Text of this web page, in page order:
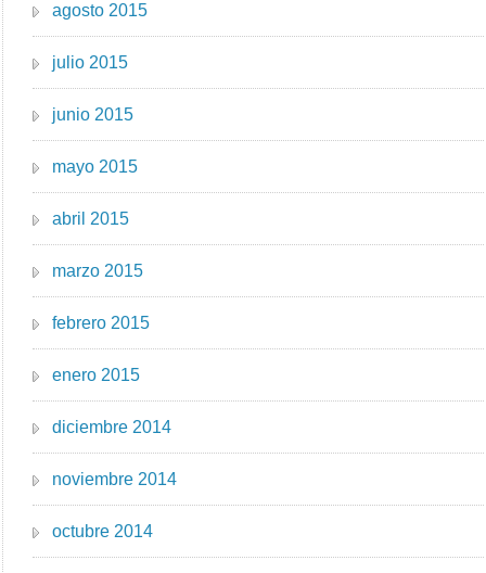
agosto 2015
julio 2015
junio 2015
mayo 2015
abril 2015
marzo 2015
febrero 2015
enero 2015
diciembre 2014
noviembre 2014
octubre 2014